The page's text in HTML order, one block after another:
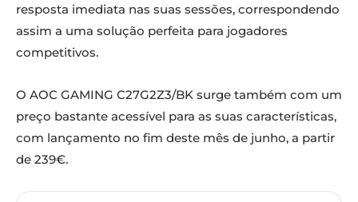
resposta imediata nas suas sessões, correspondendo
assim a uma solução perfeita para jogadores
competitivos.
O AOC GAMING C27G2Z3/BK surge também com um
preço bastante acessível para as suas características,
com lançamento no fim deste mês de junho, a partir
de 239€.